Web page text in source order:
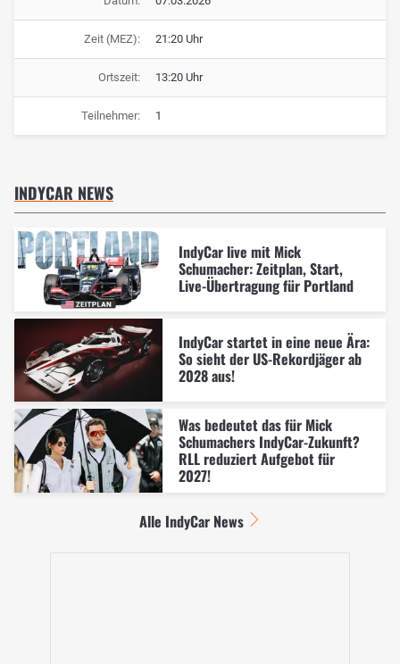
Zeit (MEZ): 21:20 Uhr
Ortszeit: 13:20 Uhr
Teilnehmer: 1
INDYCAR NEWS
IndyCar live mit Mick
Schumacher: Zeitplan, Start,
Live-Übertragung für Portland
IndyCar startet in eine neue Ära:
So sieht der US-Rekordjäger ab
2028 aus!
Was bedeutet das für Mick
Schumachers IndyCar-Zukunft?
RLL reduziert Aufgebot für
2027!
Alle IndyCar News